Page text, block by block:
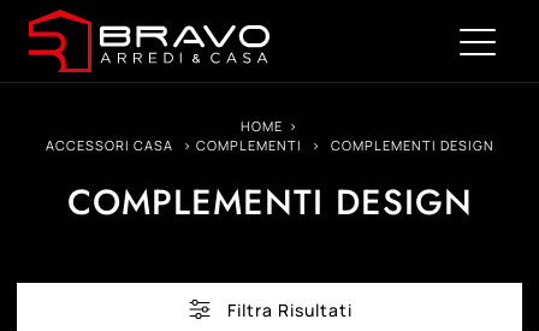
HOME >
ACCESSORI CASA
> COMPLEMENTI > COMPLEMENTI DESIGN
COMPLEMENTI DESIGN
Filtra Risultati